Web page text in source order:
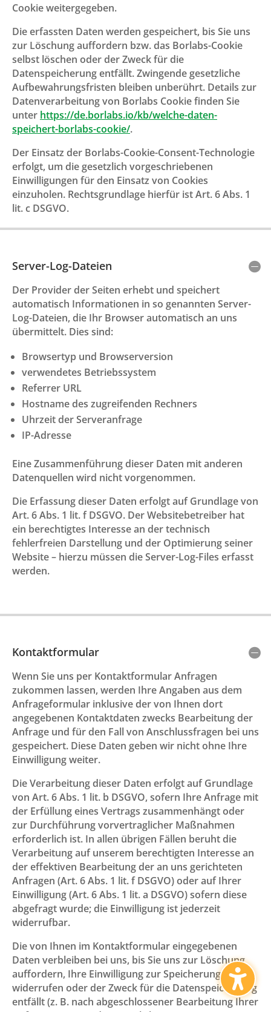
Cookie weitergegeben.
Die erfassten Daten werden gespeichert, bis Sie uns
zur Löschung auffordern bzw. das Borlabs-Cookie
selbst löschen oder der Zweck für die
Datenspeicherung entfällt. Zwingende gesetzliche
Aufbewahrungsfristen bleiben unberührt. Details zur
Datenverarbeitung von Borlabs Cookie finden Sie
unter https://de.borlabs.io/kb/welche-daten-
speichert-borlabs-cookie/.
Der Einsatz der Borlabs-Cookie-Consent-Technologie
erfolgt, um die gesetzlich vorgeschriebenen
Einwilligungen für den Einsatz von Cookies
einzuholen. Rechtsgrundlage hierfür ist Art. 6 Abs. 1
lit. c DSGVO.
Server-Log-Dateien
Der Provider der Seiten erhebt und speichert
automatisch Informationen in so genannten Server-
Log-Dateien, die Ihr Browser automatisch an uns
übermittelt. Dies sind:
Browsertyp und Browserversion
verwendetes Betriebssystem
Referrer URL
Hostname des zugreifenden Rechners
Uhrzeit der Serveranfrage
IP-Adresse
Eine Zusammenführung dieser Daten mit anderen
Datenquellen wird nicht vorgenommen.
Die Erfassung dieser Daten erfolgt auf Grundlage von
Art. 6 Abs. 1 lit. f DSGVO. Der Websitebetreiber hat
ein berechtigtes Interesse an der technisch
fehlerfreien Darstellung und der Optimierung seiner
Website – hierzu müssen die Server-Log-Files erfasst
werden.
Kontaktformular
Wenn Sie uns per Kontaktformular Anfragen
zukommen lassen, werden Ihre Angaben aus dem
Anfrageformular inklusive der von Ihnen dort
angegebenen Kontaktdaten zwecks Bearbeitung der
Anfrage und für den Fall von Anschlussfragen bei uns
gespeichert. Diese Daten geben wir nicht ohne Ihre
Einwilligung weiter.
Die Verarbeitung dieser Daten erfolgt auf Grundlage
von Art. 6 Abs. 1 lit. b DSGVO, sofern Ihre Anfrage mit
der Erfüllung eines Vertrags zusammenhängt oder
zur Durchführung vorvertraglicher Maßnahmen
erforderlich ist. In allen übrigen Fällen beruht die
Verarbeitung auf unserem berechtigten Interesse an
der effektiven Bearbeitung der an uns gerichteten
Anfragen (Art. 6 Abs. 1 lit. f DSGVO) oder auf Ihrer
Einwilligung (Art. 6 Abs. 1 lit. a DSGVO) sofern diese
abgefragt wurde; die Einwilligung ist jederzeit
widerrufbar.
Die von Ihnen im Kontaktformular eingegebenen
Daten verbleiben bei uns, bis Sie uns zur Löschung
auffordern, Ihre Einwilligung zur Speicherung
widerrufen oder der Zweck für die Datenspeicherung
entfällt (z. B. nach abgeschlossener Bearbeitung Ihrer